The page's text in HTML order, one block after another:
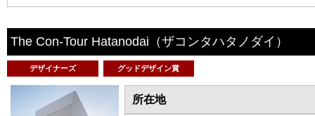
The Con-Tour Hatanodai （ザコンタハタノダイ）
デザイナーズ グッドデザイン賞
所在地